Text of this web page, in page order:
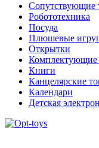
Сопутствующие
Робототехника
Посуда
Плюшевые
Открытки
Комплектующие
Книги
Канцелярские
Календари
Детская